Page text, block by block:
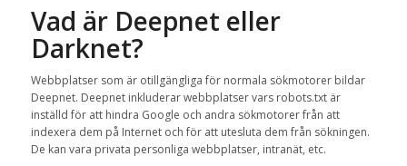
Vad är Deepnet eller
Darknet?
Webbplatsersom är otillgängligaför normala sökmotorer bildar
Deepnet. Deepnet inkluderar webbplatser vars robots.txt är
inställd för att hindra Google och andra sökmotorerfrån att
indexera dem på Internetochför att utesluta dem från sökningen.
De kan vara privata personliga webbplatser, intranät, etc.